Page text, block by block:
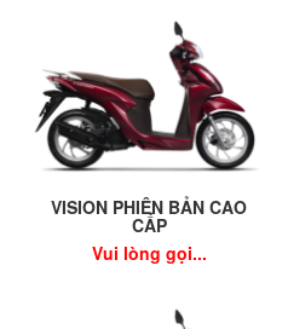
VISION PHIÊN BẢN CAO
CẤP
Vui lòng gọi...